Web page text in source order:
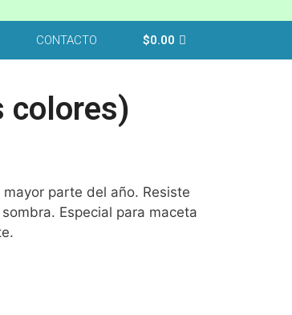
CONTACTO $0.00
colores)
parte del año. Resiste
Especial para maceta